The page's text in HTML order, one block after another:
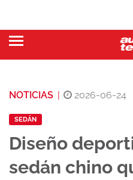
NOTICIAS | 2026-06-24
SEDÁN
Diseño
sedán chino